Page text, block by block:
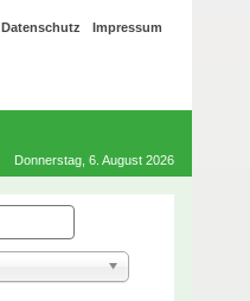
Datenschutz Impressum
Donnerstag, 6. August 2026